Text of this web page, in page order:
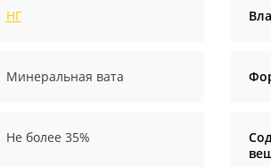
НГ
Минеральная вата
Не более 35%